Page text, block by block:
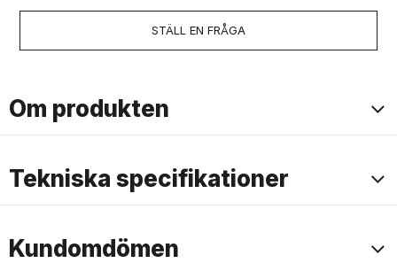
STÄLL EN FRÅGA
Om produkten
Tekniska specifikationer
Kundomdömen